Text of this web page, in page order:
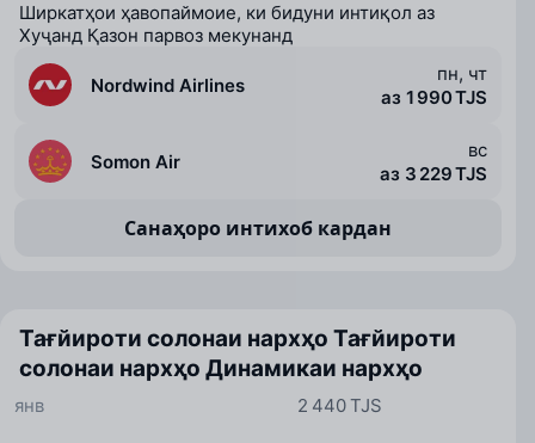
Ширкатҳои ҳавопаймоие, ки бидуни интиқол аз
Хуҷанд Қазон парвоз мекунанд
Nordwind Airlines
пн, чт
аз 1 990 TJS
Somon Air
вс
аз 3 229 TJS
Санаҳоро интихоб кардан
Тағйироти солонаи нархҳо Тағйироти
солонаи нархҳо Динамикаи нархҳо
2 440 TJS
янв